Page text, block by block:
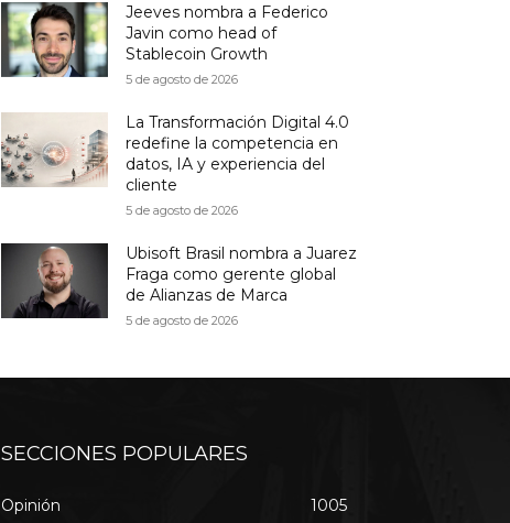
Jeeves nombra a Federico
Javin como head of
Stablecoin Growth
5 de agosto de 2026
La Transformación Digital 4.0
redefine la competencia en
datos, IA y experiencia del
cliente
5 de agosto de 2026
Ubisoft Brasil nombra a Juarez
Fraga como gerente global
de Alianzas de Marca
5 de agosto de 2026
SECCIONES POPULARES
Opinión
1005